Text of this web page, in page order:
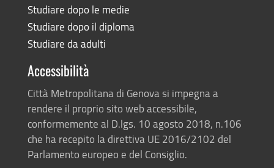
Studiare dopo le medie
Studiare dopo il diploma
Studiare da adulti
Accessibilità
Città Metropolitana di Genova si impegna a
rendere il proprio sito web accessibile,
conformemente al D.lgs. 10 agosto 2018, n.106
che ha recepito la direttiva UE 2016/2102 del
Parlamento europeo e del Consiglio.